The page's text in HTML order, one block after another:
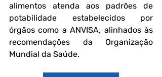
alimentos atenda aos padrões de
potabilidade estabelecidos por
órgãos como a ANVISA, alinhados às
recomendações da Organização
Mundial da Saúde.